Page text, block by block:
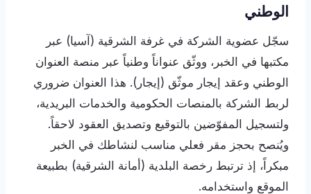
الوطني
سجّل عضوية الشركة في غرفة الشرقية (آسيا) عبر
مكتبها في الخبر، ووثّق عنواناً وطنياً عبر منصة العنوان
الوطني وعقد إيجار موثّق (إيجار). هذا العنوان ضروري
لربط الشركة بالمنصات الحكومية والخدمات البريدية،
ولتسجيل المفوّضين بالتوقيع وتصديق العقود لاحقاً.
ويُنصح بحجز مقر فعلي مناسب لنشاطك في الخبر
مبكراً، إذ ترتبط رخصة البلدية (أمانة الشرقية) بطبيعة
الموقع واستخدامه.